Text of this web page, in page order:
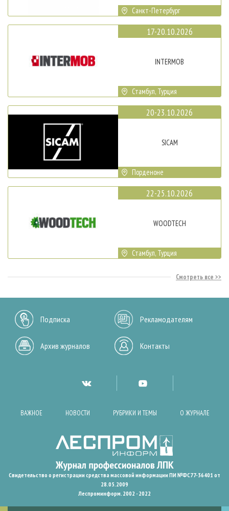
Санкт-Петербург
17-20.10.2026
INTERMOB
Стамбул, Турция
20-23.10.2026
SICAM
Порденоне
22-25.10.2026
WOODTECH
Стамбул, Турция
Смотреть все
Подписка Рекламодателям
Архив журналов Контакты
ВАЖНОЕ НОВОСТИ РУБРИКИ И ТЕМЫ О ЖУРНАЛЕ
Свидетельство о регистрации средства массовой информации ПИ №ФС77-36401 от
28.05.2009
Леспроминформ. 2002 - 2022